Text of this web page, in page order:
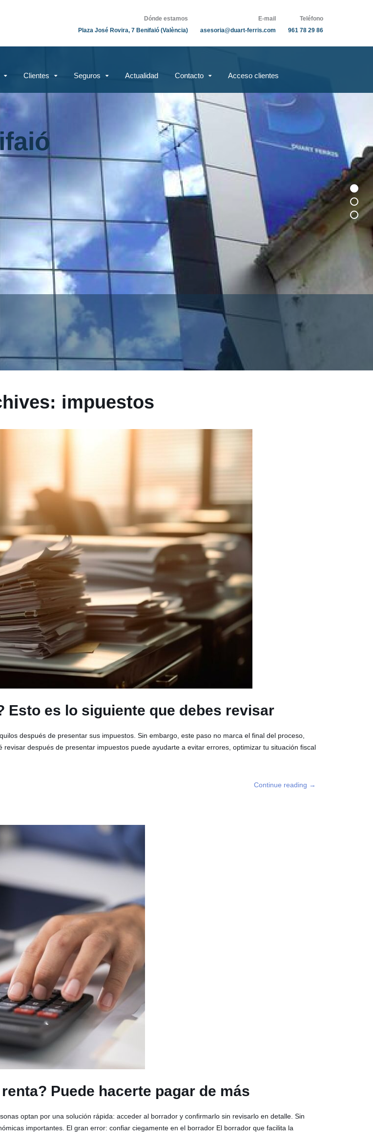
Teléfono
961 78 29 86
E-mail
asesoria@duart-ferris.com
Dónde estamos
Plaza José Rovira, 7 Benifaió (València)
Clientes Seguros Actualidad Contacto Acceso clientes
impuestos
Esto es lo siguiente que debes revisar
después de presentar sus impuestos. Sin embargo, este paso no marca el final del proceso,
después de presentar impuestos puede ayudarte a evitar errores, optimizar tu situación fiscal
Continue reading →
Puede hacerte pagar de más
optan por una solución rápida: acceder al borrador y confirmarlo sin revisarlo en detalle. Sin
importantes. El gran error: confiar ciegamente en el borrador El borrador que facilita la